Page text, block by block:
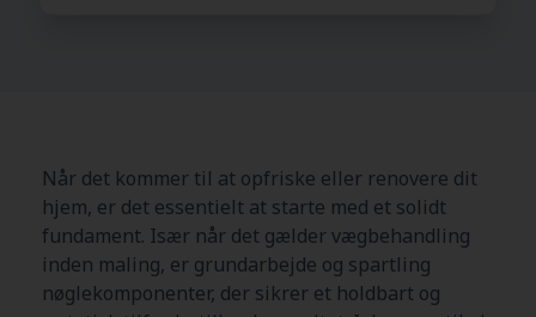
Når det kommer til at opfriske eller renovere dit
hjem, er det essentielt at starte med et solidt
fundament. Især når det gælder vægbehandling
inden maling, er grundarbejde og spartling
nøglekomponenter, der sikrer et holdbart og